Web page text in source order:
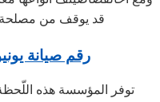
قد يوقف من مصلحة
رقم صيانة
توفر المؤسسة هذه